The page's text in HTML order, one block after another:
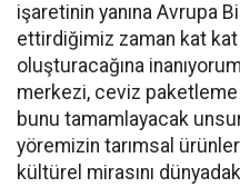
işaretinin yanına Avrupa
ettirdiğimiz zaman kat
oluşturacağına
merkezi, ceviz
bunu tamamlayacak
yöremizin tarımsal
kültürel mirasını